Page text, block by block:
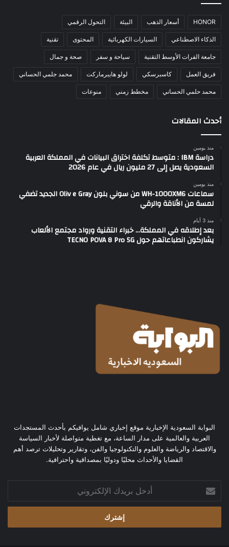
HONOR أسعار الذهب البيئة التحول الرقمي
الذكاء الاصطناعي السيارات الكهربائية المحتوى تقنية
جامعة الفرات الأوسط التقنية سياحة و سفر صحة و جمال
فريق العمل كاسبرسكي لولو هايبرماركت محمد جلمي الحساني
محمد حلمي الحساني مخطط زمني منوعات
أحدث المقالات
منذ يومين
دراسة IBM : متوسط تكلفة اختراق البيانات في المملكة العربية
السعودية يصل إلى 27 مليون ريال في عام 2026
منذ يومين
سماعات WH-1000XM6 من سوني بلون Oliv e Gray الجديد تضفي
لمسة من الأناقة والرقي
منذ 3 أيام
بعد إطلاقه في المملكة… خبراء التقنية ورواد مجتمع الألعاب
يشاركون انطباعاتهم حول TECNO POVA 8 Pro 5G
البوابة السعودية الإخبارية موقع إخباري شامل يوافيكم بأحدث المستجدات
العربية والعالمية على مدار الساعة، مع تغطية متواصلة لأخبار السياسة
والاقتصاد والرياضة والعلوم والتكنولوجيا والفن، وتقارير وتحليلات ترصد أهم
القضايا والأحداث محليًا ودوليًا بمصداقية واحترافية.
بريدك
الإلكتروني